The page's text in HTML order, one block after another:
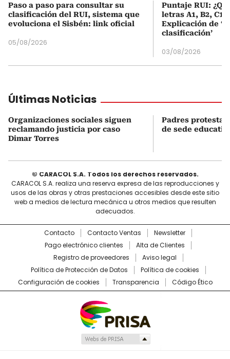
Paso a paso para consultar su
clasificación del RUI, sistema que
evoluciona el Sisbén: link oficial
05/08/2026
Puntaje RUI:
letras A1, B2, C1
Explicación de
clasificación’
03/08/2026
Últimas Noticias
Organizaciones sociales siguen
reclamando justicia por caso
Dimar Torres
Padres
de sede
© CARACOL S.A. Todos los derechos reservados.
CARACOL S.A. realiza una reserva expresa de las reproducciones y
usos de las obras y otras prestaciones accesibles desde este sitio
web a medios de lectura mecánica u otros medios que resulten
adecuados.
Contacto Contacto Ventas
Newsletter
Pago electrónico clientes
Alta de Clientes
Registro de proveedores
Aviso legal
Política de Protección de Datos
Política de cookies
Configuración de cookies
Transparencia Código Ético